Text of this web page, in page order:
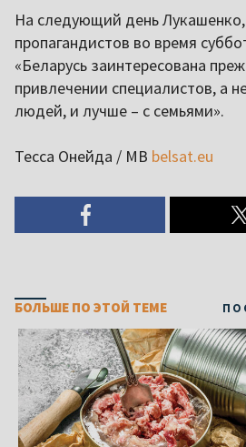
На следующий день
пропагандистов во время
«Беларусь заинтересована
привлечении специалистов, а
людей, и лучше – с семьями».
Тесса Онейда / МВ belsat.eu
БОЛЬШЕ ПО ЭТОЙ ТЕМЕ